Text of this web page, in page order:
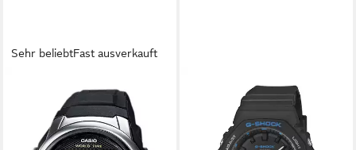
Sehr beliebtFast ausverkauft
Funkchronograph WV-58R-
1AEF, Quarzuhr, Armbanduhr,
Herrenuhr, Funkuhr,
CASIO G-SHOCK
Chronograph GMA-P2100BA-
1AER, Quarzuhr, Armbanduhr,
Damenuhr, Herrenuhr, analog,